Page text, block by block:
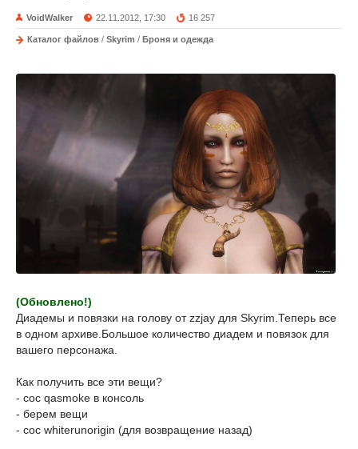
VoidWalker 22.11.2012, 17:30 16 257
Каталог файлов / Skyrim / Броня и одежда
(Обновлено!)
Диадемы и повязки на голову от zzjay для Skyrim.Теперь все
в одном архиве.Большое количество диадем и повязок для
вашего персонажа.
Как получить все эти вещи?
- coc qasmoke в консоль
- берем вещи
- coc whiterunorigin (для возвращение назад)